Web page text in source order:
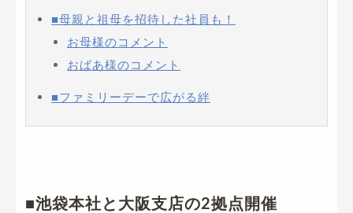
■母親と祖母を招待した社員も！
お母様のコメント
おばあ様のコメント
■ファミリーデーで広がる絆
■池袋本社と大阪支店の2拠点開催